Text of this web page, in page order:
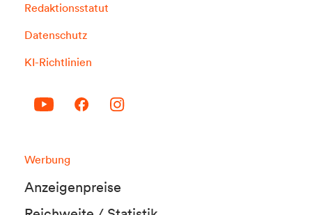
Redaktionsstatut
Datenschutz
KI-Richtlinien
Werbung
Anzeigenpreise